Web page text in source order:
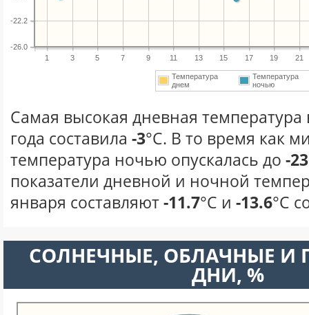
1 3 5 7 9 11 13 15 17 19 21
-26.0
-22.2
Температура
днем
Температура
ночью
Самая высокая дневная температура
года составила -3°С. В то время как
температура ночью опускалась до -23
показатели дневной и ночной
января составляют-11.7°С и -13.6°С
CОЛНЕЧНЫЕ, ОБЛАЧНЫЕ И
ДНИ, %